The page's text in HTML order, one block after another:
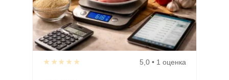
★★★★★ 5,0 • 1 оценка